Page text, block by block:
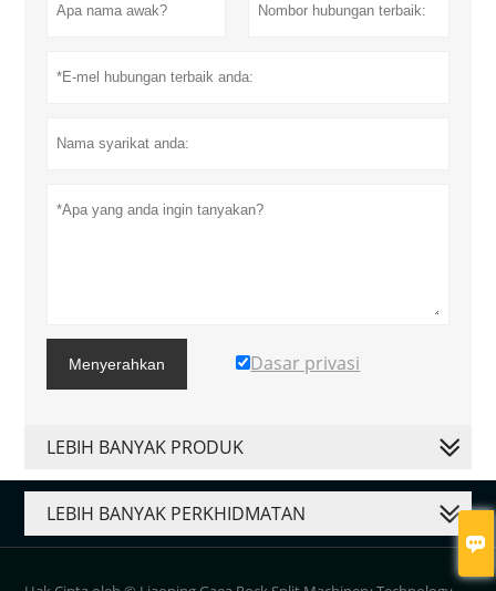

Menyerahkan Dasar privasi
LEBIH BANYAK PRODUK
LEBIH BANYAK PERKHIDMATAN